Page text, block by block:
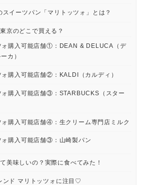
イーツパン「マリトッツォ」とは？
京のどこで買える？
ォ購入可能店舗①：DEAN & DELUCA（デ
カ）
ォ購入可能店舗②：KALDI（カルディ）
ォ購入可能店舗③：STARBUCKS（スター
ォ購入可能店舗④：生クリーム専門店ミルク
ォ購入可能店舗③：山崎製パン
美味しいの？実際に食べてみた！
ンド マリトッツォに注目♡